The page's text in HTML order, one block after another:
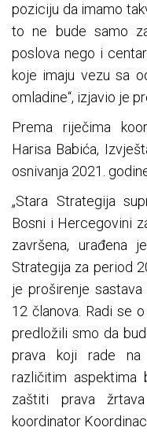
poziciju da imamo
to ne bude samo
poslova nego i
koje imaju vezu sa
omladine“, izjavio je
Prema riječima
Harisa Babića,
osnivanja 2021.
„Stara Strategija
Bosni i Hercegovini
završena, urađena
Strategija za period
je proširenje
12 članova. Radi se
predložili smo da
prava koji rade na
različitim
zaštiti prava
koordinator